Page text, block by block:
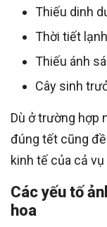
Thiếu dinh
Thời tiết
Thiếu ánh
Cây sinh
Dù ở trường hợp
đúng tết cũng
kinh tế của cả
Các yếu tố
hoa